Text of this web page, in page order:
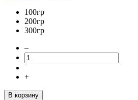
100гр
200гр
300гр
–
+
В корзину